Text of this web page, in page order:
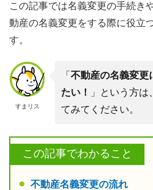
この記事では名義変更の手続き
動産の名義変更をする際に役立
す。
すまリス
「 不動産の名義変更
たい！
」という方
てみてください。
この記事でわかること
不動産名義変更の流れ